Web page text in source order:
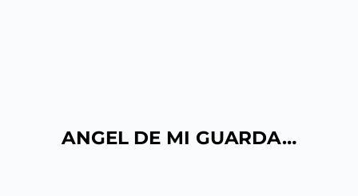
ANGEL DE MI GUARDA…